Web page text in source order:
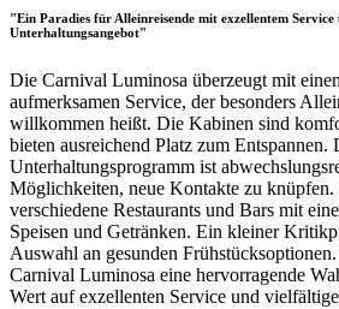
"Ein Paradies für Alleinreisende mit exzellentem
Unterhaltungsangebot"
Die Carnival Luminosa überzeugt mit
aufmerksamen Service, der besonders
willkommen heißt. Die Kabinen sind
bieten ausreichend Platz zum Entspannen.
Unterhaltungsprogramm ist
Möglichkeiten, neue Kontakte zu
verschiedene Restaurants und Bars mit
Speisen und Getränken. Ein kleiner
Auswahl an gesunden
Carnival Luminosa eine hervorragende
Wert auf exzellenten Service und